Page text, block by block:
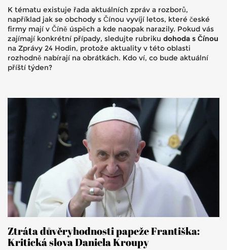
K tématu existuje řada aktuálních zpráv a rozborů,
například jak se obchody s Čínou vyvíjí letos, které české
firmy mají v Číně úspěch a kde naopak narazily. Pokud vás
zajímají konkrétní případy, sledujte rubriku dohoda s Čínou
na Zprávy 24 Hodin, protože aktuality v této oblasti
rozhodně nabírají na obrátkách. Kdo ví, co bude aktuální
příští týden?
Ztráta důvěryhodnosti papeže Františka:
Kritická slova Daniela Kroupy